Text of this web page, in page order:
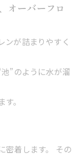
オーバーフロ
が詰まりやすく
のように水が溜
。
着します。 その